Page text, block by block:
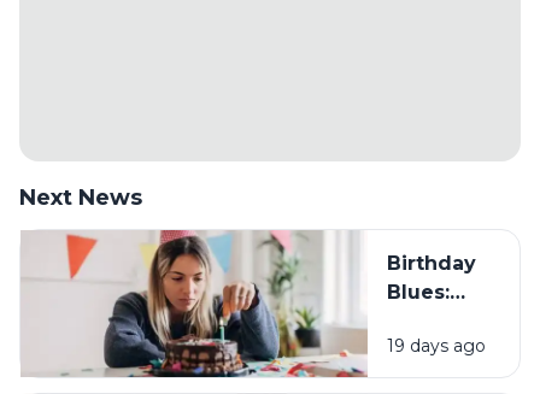
Next News
Birthday
Blues:
Sebagian
Orang
19 days ago